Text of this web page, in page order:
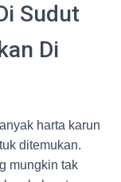
Sudut
Di
harta karun
ditemukan.
mungkin tak